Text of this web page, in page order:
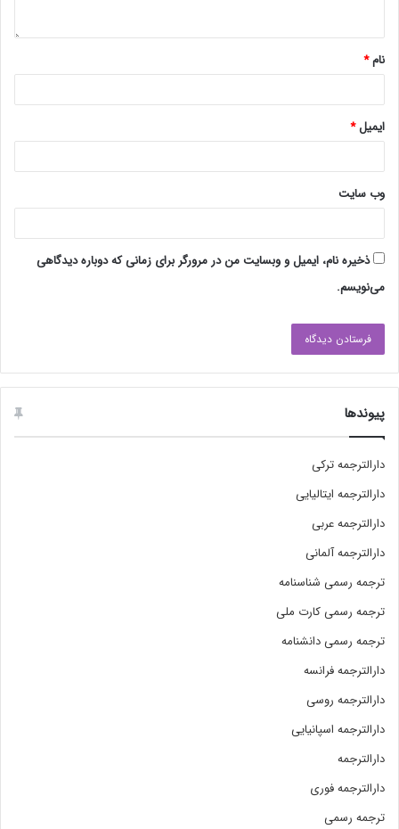
نام*
ایمیل*
وب‌ سایت
ذخیره نام، ایمیل و وبسایت من در مرورگر برای زمانی که دوباره دیدگاهی
می‌نویسم.
پیوندها
دارالترجمه ترکی
دارالترجمه ایتالیایی
دارالترجمه عربی
دارالترجمه آلمانی
ترجمه رسمی شناسنامه
ترجمه رسمی کارت ملی
ترجمه رسمی دانشنامه
دارالترجمه فرانسه
دارالترجمه روسی
دارالترجمه اسپانیایی
دارالترجمه
دارالترجمه فوری
ترجمه رسمی